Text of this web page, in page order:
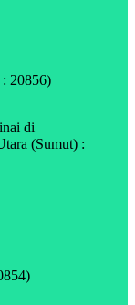
: 20856)
di
(Sumut) :